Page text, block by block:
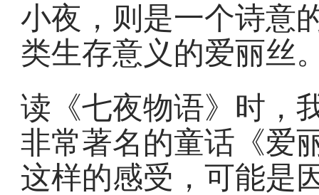
小夜，则是一个诗意
类生存意义的爱丽丝
读《七夜物语》时，
非常著名的童话《爱
这样的感受，可能是